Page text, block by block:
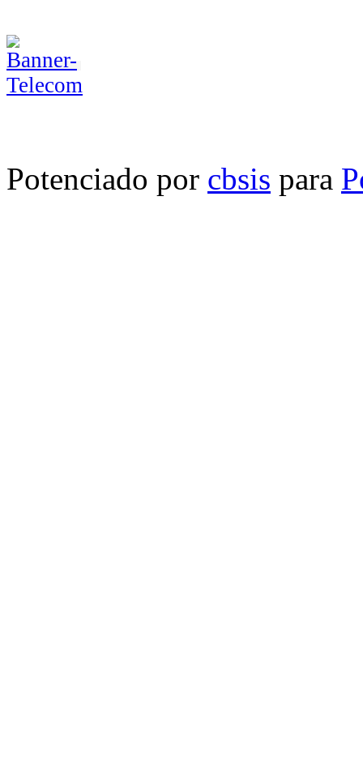
Potenciado por cbsis para